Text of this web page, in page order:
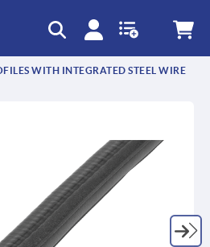
WITH INTEGRATED STEEL WIRE